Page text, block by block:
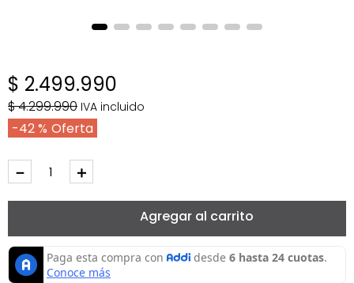
$ 2.499.990
$4.299.990 IVA incluido
42 %
＋
－
Agregar al carrito